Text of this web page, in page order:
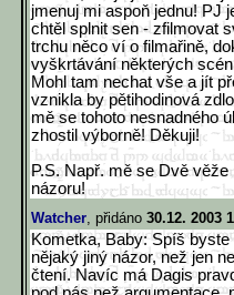
jmenuj mi aspoň jednu! PJ
chtěl splnit sen - zfilmovat
trchu něco ví o filmařině,
vyškrtávání některých
Mohl tam nechat vše a jít
vznikla by pětihodinová
mě se tohoto nesnadného
zhostil výborně! Děkuji!
P.S. Např. mě se Dvě
názoru!
Watcher, přidáno 30.12. 2003
Kometka, Baby: Spíš
nějaký jiný názor, než jen
čtení. Navíc má Dagis